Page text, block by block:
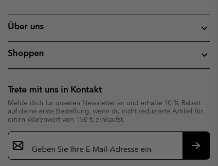
Über uns
Shoppen
Trete mit uns in Kontakt
Melde dich für unseren Newsletter an und erhalte 10 % Rabatt
auf deine erste Bestellung, wenn du nicht reduzierte Artikel für
einen Warenwert von 150 € einkaufst.
Newsletter-
Anmeldung